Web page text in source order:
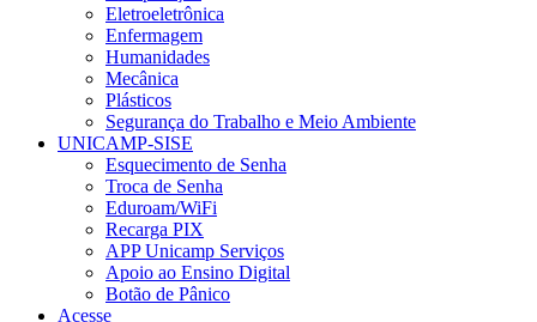
Eletroeletrônica
Enfermagem
Humanidades
Mecânica
Plásticos
Segurança do Trabalho e Meio Ambiente
UNICAMP-SISE
Esquecimento de Senha
Troca de Senha
Eduroam/WiFi
Recarga PIX
APP Unicamp Serviços
Apoio ao Ensino Digital
Botão de Pânico
Acesse